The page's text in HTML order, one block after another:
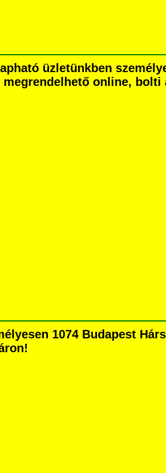
üzletünkben
online, bolti
1074 Budapest